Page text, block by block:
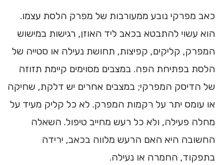
כאב מפרקי נובע ממעורבות של מפרק הלסת עצמו.
הוא עשוי להתבטא בכאב ליד האוזן, רגישות במישוש
המפרק, קליקים, קפיצות, תחושת נעילה או סטייה של
הלסת בפתיחת הפה. במצבים מסוימים קיימת תזוזה
של הדיסק המפרקי; במצבים אחרים יש דלקת, שחיקה
או עומס יתר על רקמות המפרק. לא כל קליק מעיד על
מחלה פעילה, ולא כל רעש מחייב טיפול. השאלה
החשובה היא האם הרעש מלווה בכאב, ירידה
בתפקוד, החמרה או נעילה.